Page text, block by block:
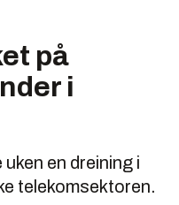
på
i
en dreining i
telekomsektoren.